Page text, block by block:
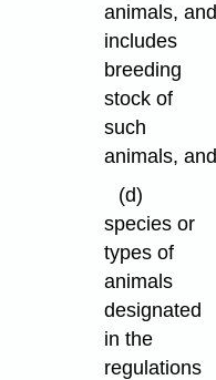
animals, and
includes
breeding
stock of
such
animals, and
(d)
species or
types of
animals
designated
in the
regulations